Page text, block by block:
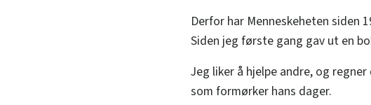
Derfor har Menneskeheten siden
Siden jeg første gang gav ut en
Jeg liker å hjelpe andre, og
som formørker hans dager.